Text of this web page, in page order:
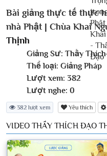
Bài giảng thực tế thực
nhà Phật | Chùa Khai
Thịnh
Giảng Sư: Thầy
Thể loại: Giảng Pháp
Lượt xem: 382
Lượt nghe: 0
382 lượt xem Yêu thích
VIDEO THẦY THÍCH ĐẠO